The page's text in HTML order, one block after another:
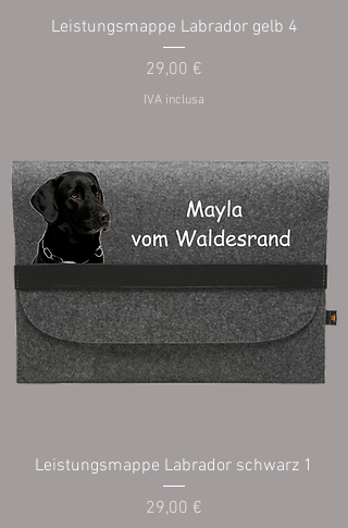
Leistungsmappe Labrador gelb 4
Prezzo
29,00 €
IVA inclusa
Leistungsmappe Labrador schwarz 1
Prezzo
29,00 €